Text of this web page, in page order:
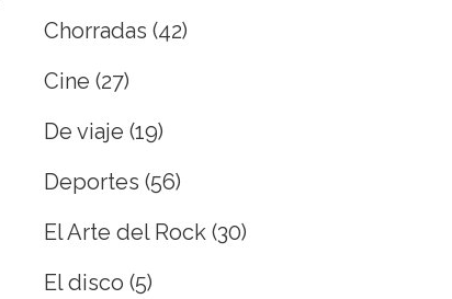
Chorradas (42)
Cine (27)
De viaje (19)
Deportes (56)
El Arte del Rock (30)
El disco (5)